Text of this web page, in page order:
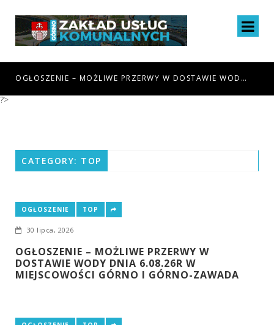
OGŁOSZENIE – MOŻLIWE PRZERWY W DOSTAWIE WODY DNIA 16.07.26R W MIEJSCOWOŚCI BĘCZKÓW
?>
CATEGORY: TOP
OGŁOSZENIE TOP
30 lipca, 2026
OGŁOSZENIE – MOŻLIWE PRZERWY W
DOSTAWIE WODY DNIA 6.08.26R W
MIEJSCOWOŚCI GÓRNO I GÓRNO-ZAWADA